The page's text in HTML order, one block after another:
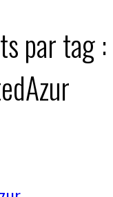
par tag :